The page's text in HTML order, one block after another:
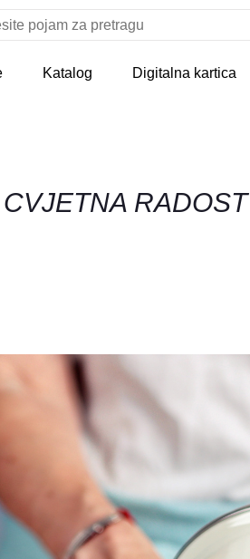
Katalog Digitalna kartica